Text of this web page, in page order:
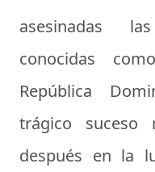
asesinadas
conocidas
República
trágico
después en la